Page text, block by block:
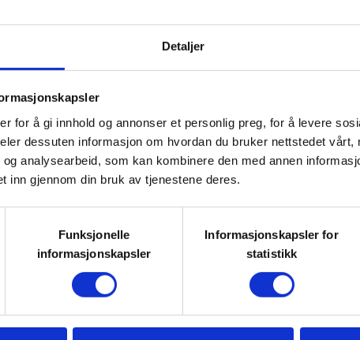
Detaljer
for å gi innhold og annonser et personlig preg, for å levere
dessuten informasjon om hvordan du bruker nettstedet vårt,
analysearbeid, som kan kombinere den med annen
inn gjennom din bruk av tjenestene deres.
Funksjonelle
informasjonskapsler
Informasjonskapsler for
statistikk
ikke-medlemmer. Vi har vipps:
60+). Betaling til sjåføren
Wathne.
for de som ikke er
til å melde seg inn og støtte
tur.